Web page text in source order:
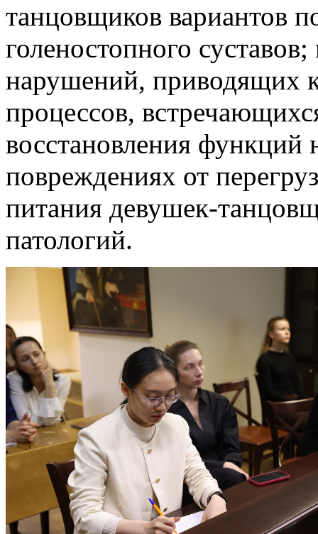
танцовщиков вариантов
голеностопного
нарушений, приводящих
процессов,
восстановления
повреждениях от
питания девушек-
патологий.